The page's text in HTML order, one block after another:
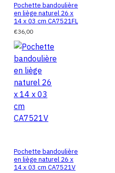
Pochette bandoulière
en liège naturel 26 x
14 x 03 cm CA7521FL
€36,00
Pochette bandoulière
en liège naturel 26 x
14 x 03 cm CA7521V